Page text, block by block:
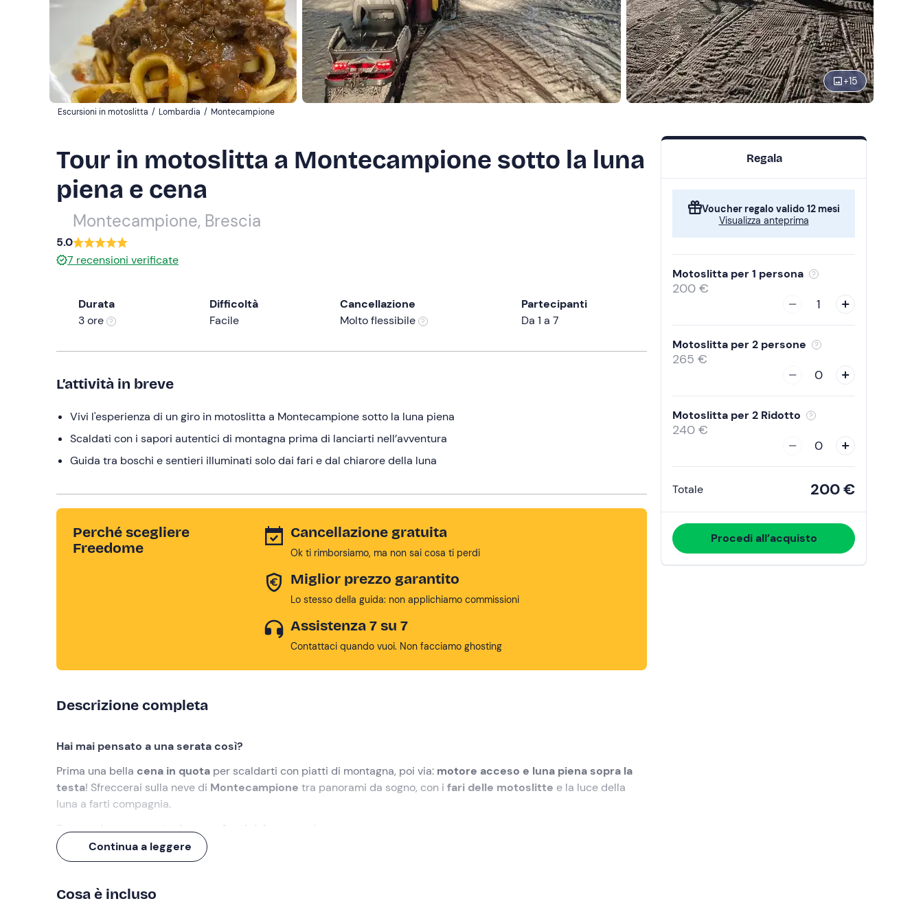
+15
Regala
Voucher regalo valido 12 mesi
Visualizza anteprima
Motoslitta per 1 persona
200 €
1
Motoslitta per 2 persone
265 €
0
Motoslitta per 2 Ridotto
240 €
0
Totale 200 €
Procedi all’acquisto
Escursioni in motoslitta / Lombardia / Montecampione
Tour in motoslitta a Montecampione sotto la luna
piena e cena
Montecampione, Brescia
5.0
7 recensioni verificate
Durata
3 ore
Difficoltà
Facile
Cancellazione
Molto flessibile
Partecipanti
Da 1 a 7
L’attività in breve
Vivi l'esperienza di un giro in motoslitta a Montecampione sotto la luna piena
Scaldati con i sapori autentici di montagna prima di lanciarti nell’avventura
Guida tra boschi e sentieri illuminati solo dai fari e dal chiarore della luna
Perché scegliere
Freedome
Cancellazione gratuita
Ok ti rimborsiamo, ma non sai cosa ti perdi
Miglior prezzo garantito
Lo stesso della guida: non applichiamo commissioni
Assistenza 7 su 7
Contattaci quando vuoi. Non facciamo ghosting
Descrizione completa
Hai mai pensato a una serata così?
Prima una bella cena in quota per scaldarti con piatti di montagna, poi via: motore acceso e luna piena sopra la
testa! Sfreccerai sulla neve di Montecampione tra panorami da sogno, con i fari delle motoslitte e la luce della
luna a farti compagnia.
Preparati auna serata davvero fuori dal comune
Cosa faremo
L’appuntamento è verso le ore 19.30 al punto di ritrovo di
Continua a leggere
Cosa è incluso